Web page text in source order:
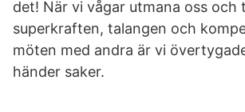
det! När vi vågar utmana oss och
superkraften, talangen och
möten med andra är vi
händer saker.